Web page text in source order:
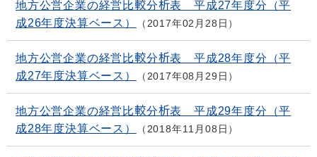
地方公営企業の経営比較分析表 平成27年度分（平
成26年度決算ベース）
2017年02月28日
地方公営企業の経営比較分析表 平成28年度分（平
成27年度決算ベース）
2017年08月29日
地方公営企業の経営比較分析表 平成29年度分（平
成28年度決算ベース）
2018年11月08日